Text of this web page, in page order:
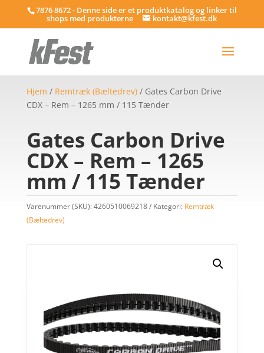
7876 8672 - Denne side er et produktkatalog og linker til
shops med produkterne kontakt@kfest.dk
Hjem / Remtræk (Bæltedrev)/ Gates Carbon Drive
CDX – Rem – 1265 mm / 115 Tænder
Gates Carbon Drive
CDX – Rem – 1265
mm / 115 Tænder
Varenummer (SKU):4260510069218 Kategori: Remtræk
(Bæltedrev)